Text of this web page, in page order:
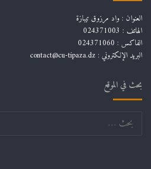
العنوان : واد مرزوق تيبازة
الهاتف : 024371003
الفاكس : 024371060
البريد الإلكتروني : contact@cu-tipaza.dz
بحث في الموقع